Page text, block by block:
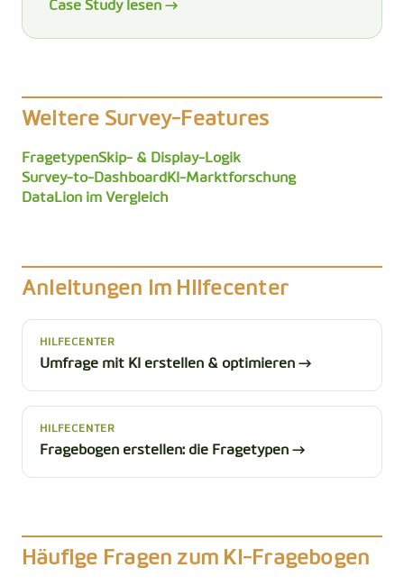
Case Study lesen →
Weitere Survey-Features
FragetypenSkip- & Display-Logik
Survey-to-DashboardKI-Marktforschung
DataLion im Vergleich
Anleitungen im Hilfecenter
HILFECENTER
Umfrage mit KI erstellen & optimieren →
HILFECENTER
Fragebogen erstellen: die Fragetypen →
Häufige Fragen zum KI-Fragebogen